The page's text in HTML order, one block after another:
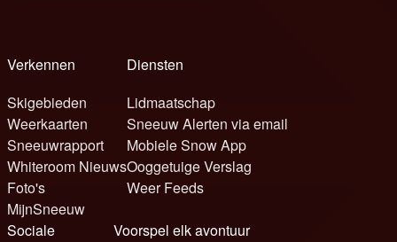
Verkennen
Skigebieden
Weerkaarten
Sneeuwrapport
Whiteroom Nieuws
Foto's
MijnSneeuw
Diensten
Lidmaatschap
Sneeuw Alerten via email
Mobiele Snow App
Ooggetuige Verslag
Weer Feeds
Sociale
Voorspel elk avontuur